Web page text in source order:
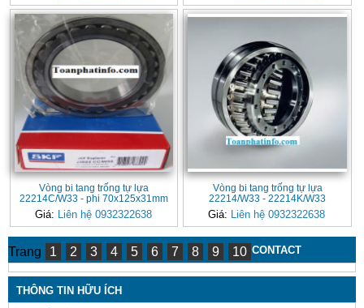
Vòng bi tang trống tự lựa
22214C/W33 - phi 70x125x31mm
Giá: Liên hệ 0932322638
Vòng bi tang trống tự lựa
22214/W33 - 22214K/W33
Giá: Liên hệ 0932322638
Trang 1 2 3 4 5 6 7 8 9 10 CONTACT
THÔNG TIN HỮU ÍCH